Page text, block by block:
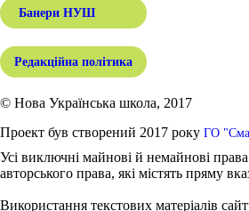
Банери НУШ
Редакційна політика
© Нова Українська школа, 2017
Проект був створений 2017 року ГО
Усі виключні майнові й немайнові
авторського права, які містять пряму
Використання текстових матеріалів